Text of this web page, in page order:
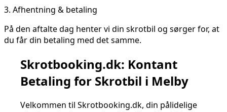
3. Afhentning & betaling
På den aftalte dag henter vi din skrotbil og sørger for, at
du får din betaling med det samme.
Skrotbooking.dk: Kontant
Betaling for Skrotbil i Melby
Velkommen til Skrotbooking.dk, din pålidelige